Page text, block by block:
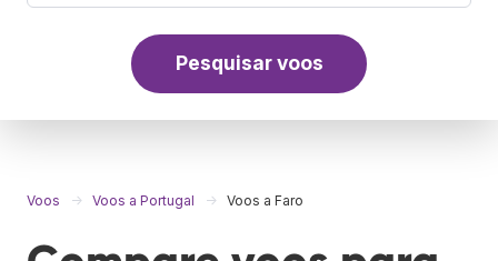
Pesquisar voos
Voos Voos a Portugal Voos a Faro